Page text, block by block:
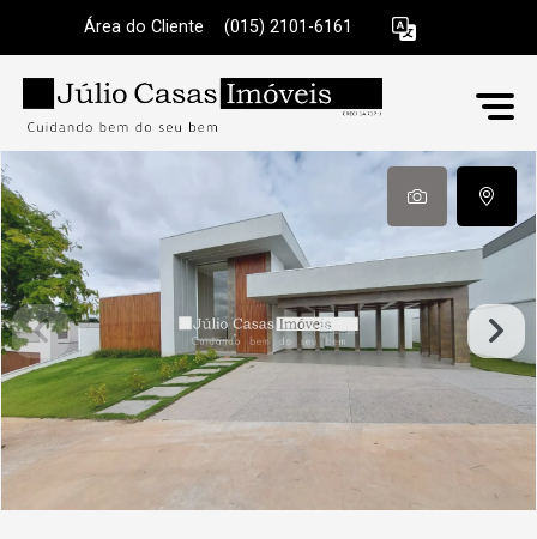
Área do Cliente (015) 2101-6161